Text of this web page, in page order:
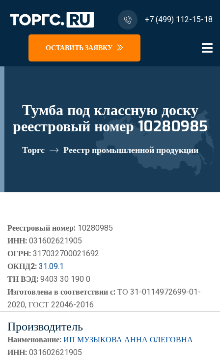
+7 (499) 112-15-18
ОСТАВИТЬ ЗАЯВКУ
Тумба под классную доску
реестровый номер 10280985
Торгс Реестр промышленной продукции
Реестровый номер: 10280985
ИНН:031602621905
ОГРН:317032700021692
ОКПД2:31.09.1
ТН ВЭД:9403 30 190 0
Изготовлена в соответствии с:ТО 31-0114972699-01-
2020, ГОСТ 22046-2016
Производитель
Наименование:ИП МУЗЫКОВА АННА ОЛЕГОВНА
ИНН:031602621905